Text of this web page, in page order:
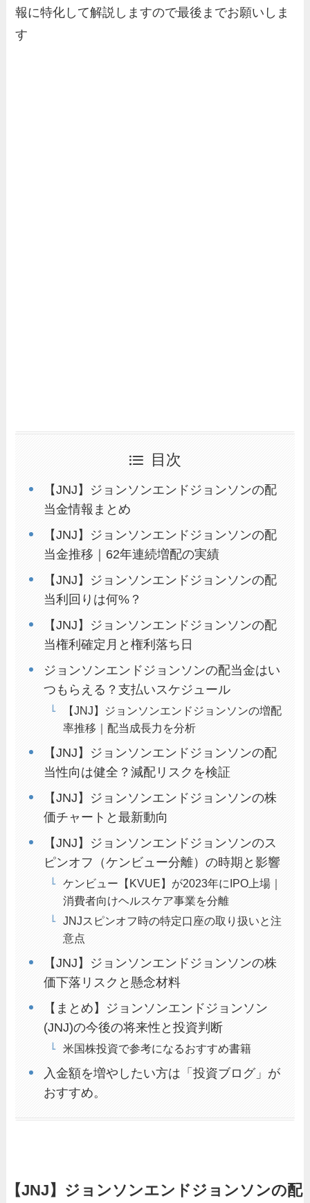
報に特化して解説しますので最後までお願いしま
す
目次
【JNJ】ジョンソンエンドジョンソンの配
当金情報まとめ
【JNJ】ジョンソンエンドジョンソンの配
当金推移｜62年連続増配の実績
【JNJ】ジョンソンエンドジョンソンの配
当利回りは何%？
【JNJ】ジョンソンエンドジョンソンの配
当権利確定月と権利落ち日
ジョンソンエンドジョンソンの配当金はい
つもらえる？支払いスケジュール
【JNJ】ジョンソンエンドジョンソンの増配
率推移｜配当成長力を分析
【JNJ】ジョンソンエンドジョンソンの配
当性向は健全？減配リスクを検証
【JNJ】ジョンソンエンドジョンソンの株
価チャートと最新動向
【JNJ】ジョンソンエンドジョンソンのス
ピンオフ（ケンビュー分離）の時期と影響
ケンビュー【KVUE】が2023年にIPO上場｜
消費者向けヘルスケア事業を分離
JNJスピンオフ時の特定口座の取り扱いと注
意点
【JNJ】ジョンソンエンドジョンソンの株
価下落リスクと懸念材料
【まとめ】ジョンソンエンドジョンソン
(JNJ)の今後の将来性と投資判断
米国株投資で参考になるおすすめ書籍
入金額を増やしたい方は「投資ブログ」が
おすすめ。
【JNJ】ジョンソンエンドジョンソンの配